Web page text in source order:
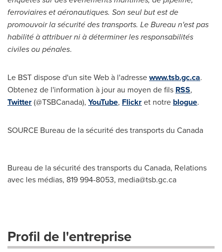
ferroviaires et aéronautiques. Son seul but est de
promouvoir la sécurité des transports. Le Bureau n'est pas
habilité à attribuer ni à déterminer les responsabilités
civiles ou pénales.
Le BST dispose d'un site Web à l'adressewww.tsb.gc.ca.
Obtenez de l'information à jour au moyen de fils RSS,
Twitter(@TSBCanada), YouTube, Flickret notre blogue.
SOURCE Bureau de la sécurité des transports du Canada
Bureau de la sécurité des transports du Canada, Relations
avec les médias, 819 994-8053, media@tsb.gc.ca
Profil de l'entreprise